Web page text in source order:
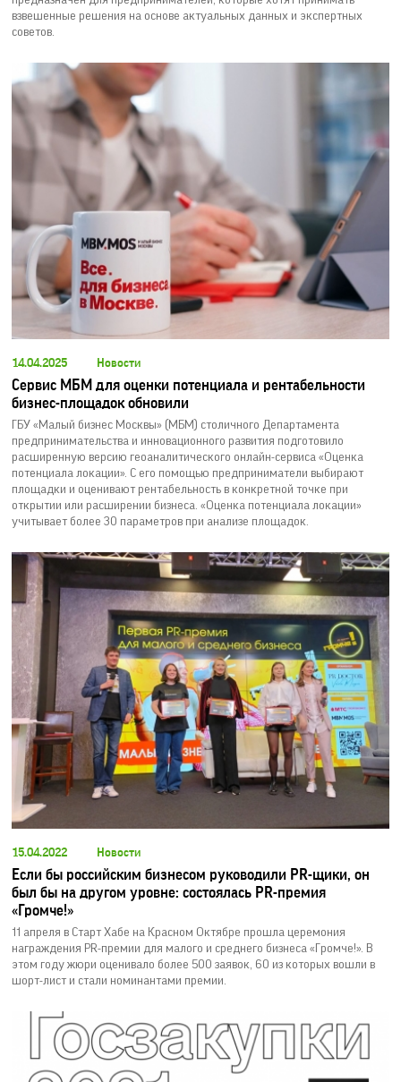
взвешенные решения на основе актуальных данных и экспертных
советов.
14.04.2025 Новости
Сервис МБМ для оценки потенциала и рентабельности
бизнес-площадок обновили
ГБУ «Малый бизнес Москвы» (МБМ) столичного Департамента
предпринимательства и инновационного развития подготовило
расширенную версию геоаналитического онлайн-сервиса «Оценка
потенциала локации». С его помощью предприниматели выбирают
площадки и оценивают рентабельность в конкретной точке при
открытии или расширении бизнеса. «Оценка потенциала локации»
учитывает более 30 параметров при анализе площадок.
15.04.2022 Новости
Если бы российским бизнесом руководили PR-щики, он
был бы на другом уровне: состоялась PR-премия
«Громче!»
11 апреля в Старт Хабе на Красном Октябре прошла церемония
награждения PR-премии для малого и среднего бизнеса «Громче!». В
этом году жюри оценивало более 500 заявок, 60 из которых вошли в
шорт-лист и стали номинантами премии.